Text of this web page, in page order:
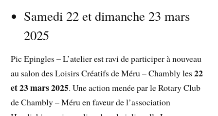
Samedi 22 et dimanche 23 mars
2025
Pic Epingles – L’atelier est ravi de participer à nouveau
au salon des Loisirs Créatifs de Méru – Chambly les22
et 23 mars2025. Une action menée par le Rotary Club
de Chambly – Méru en faveur de l’association